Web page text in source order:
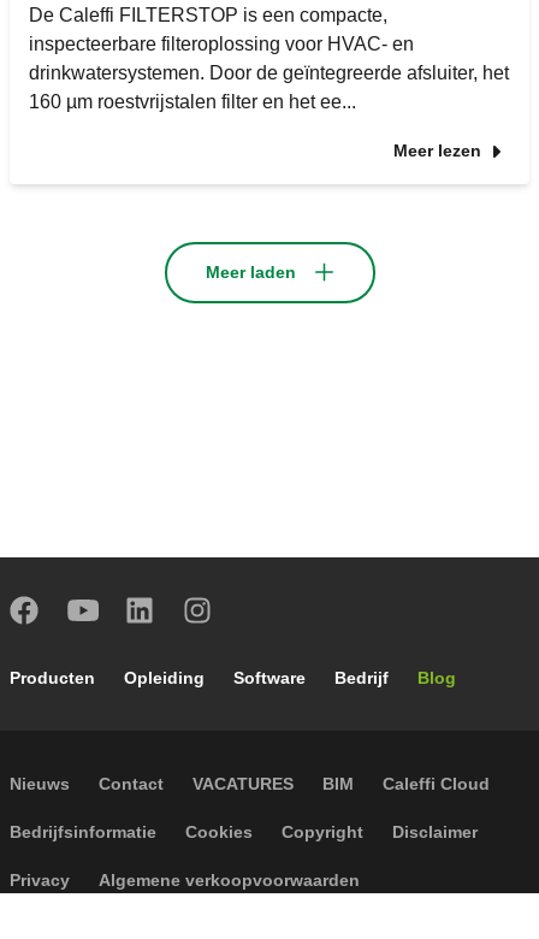
De Caleffi FILTERSTOP is een compacte,
inspecteerbare filteroplossing voor HVAC- en
drinkwatersystemen. Door de geïntegreerde afsluiter, het
160 µm roestvrijstalen filter en het ee...
Meer lezen
Meer laden
Footer main navigation
Producten Opleiding Software Bedrijf Blog
Footer secondary navigation
Nieuws Contact VACATURES BIM Caleffi Cloud
Footer menu
Bedrijfsinformatie Cookies Copyright Disclaimer
Privacy Algemene verkoopvoorwaarden